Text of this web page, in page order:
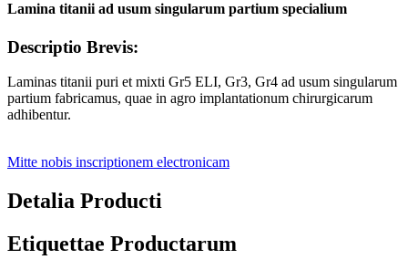
Lamina titanii ad usum singularum partium specialium
Descriptio Brevis:
Laminas titanii puri et mixti Gr5 ELI, Gr3, Gr4 ad usum singularum
partium fabricamus, quae in agro implantationum chirurgicarum
adhibentur.
Mitte nobis inscriptionem electronicam
Detalia Producti
Etiquettae Productarum